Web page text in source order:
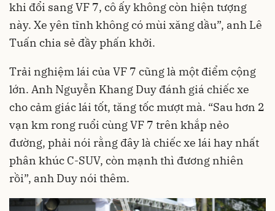
khi đổi sang VF 7, cô ấy không còn hiện tượng
này. Xe yên tĩnh không có mùi xăng dầu”, anh Lê
Tuấn chia sẻ đầy phấn khởi.
Trải nghiệm lái của VF 7 cũng là một điểm cộng
lớn. Anh Nguyễn Khang Duy đánh giá chiếc xe
cho cảm giác lái tốt, tăng tốc mượt mà. “Sau hơn 2
vạn km rong ruổi cùng VF 7 trên khắp nẻo
đường, phải nói rằng đây là chiếc xe lái hay nhất
phân khúc C-SUV, còn mạnh thì đương nhiên
rồi”, anh Duy nói thêm.